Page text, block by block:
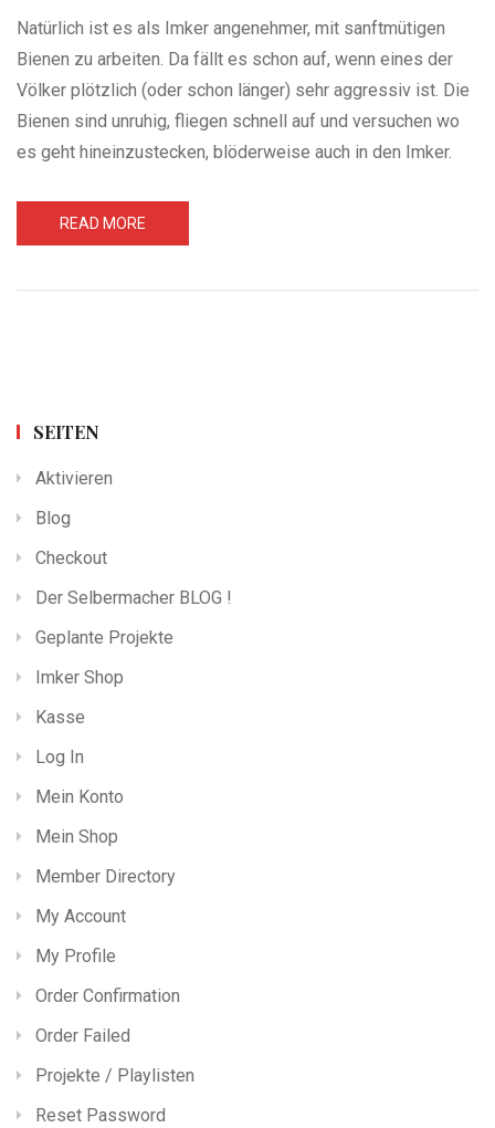
Natürlich ist es als Imker angenehmer, mit sanftmütigen
Bienen zu arbeiten. Da fällt es schon auf, wenn eines der
Völker plötzlich (oder schon länger) sehr aggressiv ist. Die
Bienen sind unruhig, fliegen schnell auf und versuchen wo
es geht hineinzustecken, blöderweise auch in den Imker.
READ MORE
SEITEN
Aktivieren
Blog
Checkout
Der Selbermacher BLOG !
Geplante Projekte
Imker Shop
Kasse
Log In
Mein Konto
Mein Shop
Member Directory
My Account
My Profile
Order Confirmation
Order Failed
Projekte / Playlisten
Reset Password